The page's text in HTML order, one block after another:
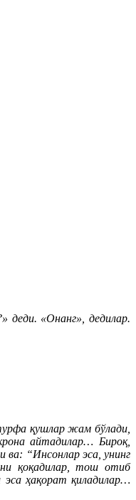
деди. «Онанг», дедилар.
қушлар жам бўлади,
айтадилар… Бироқ,
ва: “Инсонлар эса, унинг
қоқадилар, тош отиб
ҳақорат қиладилар…